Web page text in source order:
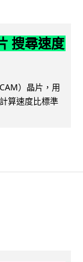
搜尋速度
）晶片，用
算速度比標準